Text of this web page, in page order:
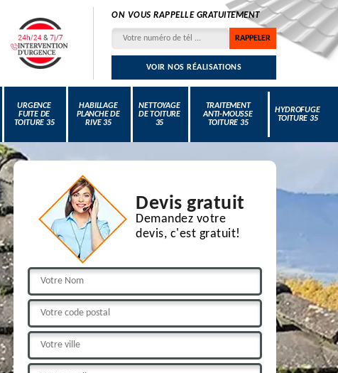
ON VOUS RAPPELLE GRATUITEMENT
VOIR NOS RÉALISATIONS
URGENCE
FUITE DE
TOITURE 35
HABILLAGE
PLANCHE DE
RIVE 35
NETTOYAGE
DE TOITURE
35
TRAITEMENT
ANTI-MOUSSE
TOITURE 35
HYDROFUGE
TOITURE 35
Devis gratuit
Demandez votre
devis, c'est gratuit!